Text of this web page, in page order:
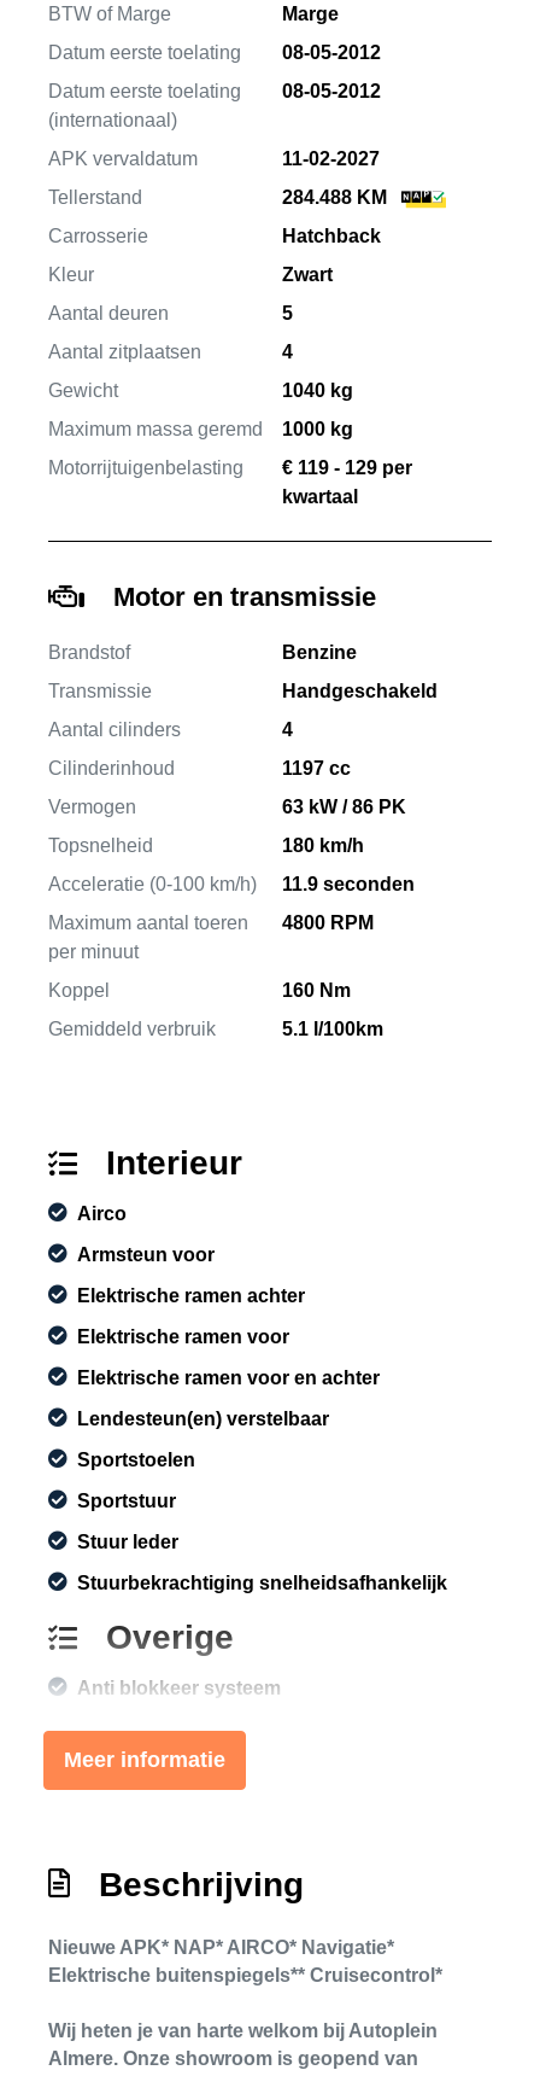
BTW of Marge
Marge
Datum eerste toelating
08-05-2012
Datum eerste toelating
(internationaal)
08-05-2012
APK vervaldatum
11-02-2027
Tellerstand
284.488 KM
Carrosserie
Hatchback
Kleur
Zwart
Aantal deuren
5
Aantal zitplaatsen
4
Gewicht
1040 kg
Maximum massa geremd
1000 kg
Motorrijtuigenbelasting
€ 119 - 129 per
kwartaal
Motor en transmissie
Brandstof
Benzine
Transmissie
Handgeschakeld
Aantal cilinders
4
Cilinderinhoud
1197 cc
Vermogen
63 kW / 86 PK
Topsnelheid
180 km/h
Acceleratie (0-100 km/h)
11.9 seconden
Maximum aantal toeren
per minuut
4800 RPM
Koppel
160 Nm
Gemiddeld verbruik
5.1 l/100km
Interieur
Airco
Armsteun voor
Elektrische ramen achter
Elektrische ramen voor
Elektrische ramen voor en achter
Lendesteun(en) verstelbaar
Sportstoelen
Sportstuur
Stuur leder
Stuurbekrachtiging snelheidsafhankelijk
Overige
Anti blokkeer systeem
Anti doorslip regeling
Bestuurdersairbag
Elektronisch stabiliteits programma
Hoofd airbag(s) voor
Zij airbag(s) voor
Meer informatie
Beschrijving
Nieuwe APK* NAP* AIRCO* Navigatie*
Elektrische buitenspiegels** Cruisecontrol*
Wij heten je van harte welkom bij Autoplein
Almere. Onze showroom is geopend van